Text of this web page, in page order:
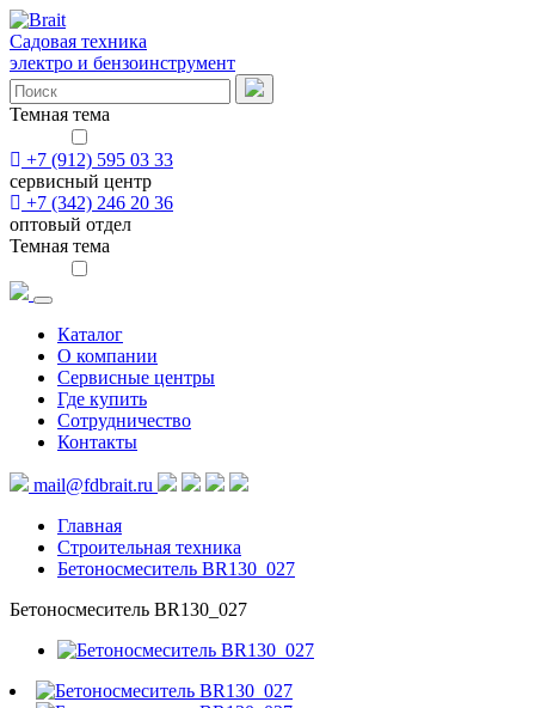
Садовая техника
электро и бензоинструмент
Темная тема
+7 (912) 595 03 33
сервисный центр
+7 (342) 246 20 36
оптовый отдел
Темная тема
Каталог
О компании
Сервисные центры
Где купить
Сотрудничество
Контакты
mail@fdbrait.ru
Главная
Строительная техника
Бетоносмеситель BR130_027
Бетоносмеситель BR130_027